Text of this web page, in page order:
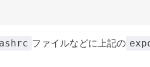
ファイルなどに上記の